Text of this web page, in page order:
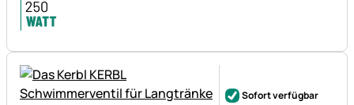
Sofort verfügbar